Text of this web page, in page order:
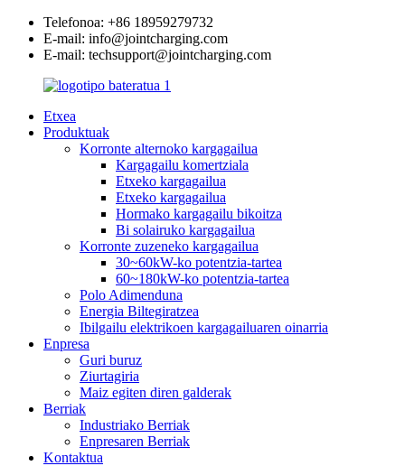
Telefonoa: +86 18959279732
E-mail: info@jointcharging.com
E-mail: techsupport@jointcharging.com
Etxea
Produktuak
Korronte alternoko kargagailua
Kargagailu komertziala
Etxeko kargagailua
Etxeko kargagailua
Hormako kargagailu bikoitza
Bi solairuko kargagailua
Korronte zuzeneko kargagailua
30~60kW-ko potentzia-tartea
60~180kW-ko potentzia-tartea
Polo Adimenduna
Energia Biltegiratzea
Ibilgailu elektrikoen kargagailuaren oinarria
Enpresa
Guri buruz
Ziurtagiria
Maiz egiten diren galderak
Berriak
Industriako Berriak
Enpresaren Berriak
Kontaktua